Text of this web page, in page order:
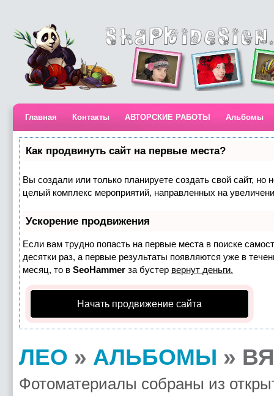
Главная Контакты АВТОРСКИЕ РАБОТЫ Альбомы
Как продвинуть сайт на первые места?
Вы создали или только планируете создать свой сайт, но
целый комплекс мероприятий, направленных на
Ускорение продвижения
Если вам трудно попасть на первые места в поиске
десятки раз, а первые результаты появляются уже в
месяц, то в SeoHammer за бустер вернут деньги.
Начать продвижение сайта
ЛЕО » АЛЬБОМЫ »
Фотоматериалы собраны из